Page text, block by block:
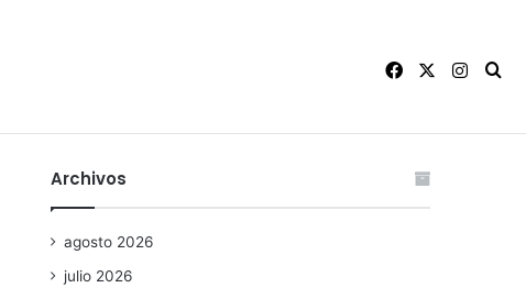
Facebook
Archivos
agosto 2026
julio 2026